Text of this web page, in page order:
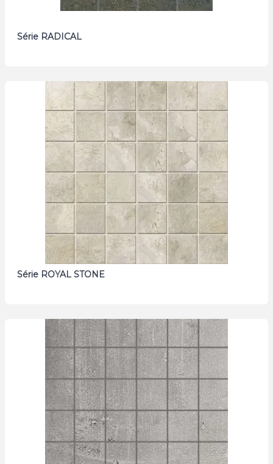
Série RADICAL
Série ROYAL STONE